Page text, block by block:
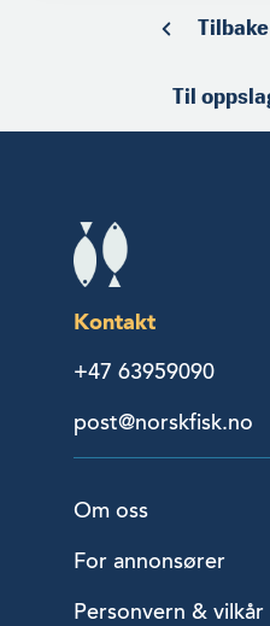
Til
Kontakt
+47 63959090
post@norskfisk.no
Om oss
For annonsører
Personvern & vilkår